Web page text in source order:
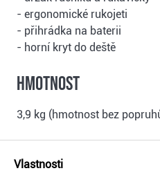
- ergonomické rukojeti
- přihrádka na baterii
- horní kryt do deště
Hmotnost
3,9 kg (hmotnost bez
Vlastnosti